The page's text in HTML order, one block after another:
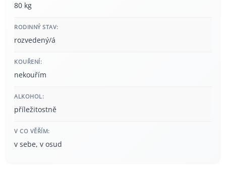
80 kg
RODINNÝ STAV:
rozvedený/á
KOUŘENÍ:
nekouřím
ALKOHOL:
příležitostně
V CO VĚŘÍM:
v sebe, v osud